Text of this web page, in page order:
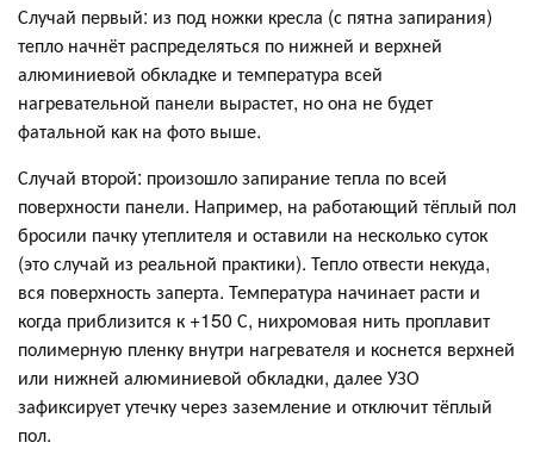
Случай первый: из под ножки кресла (с пятна запирания)
тепло начнёт распределяться по нижней и верхней
алюминиевой обкладке и температура всей
нагревательной панели вырастет, но она не будет
фатальной как на фото выше.
Случай второй: произошло запирание тепла по всей
поверхности панели. Например, на работающий тёплый пол
бросили пачку утеплителя и оставили на несколько суток
(это случай из реальной практики). Тепло отвести некуда,
вся поверхность заперта. Температура начинает расти и
когда приблизится к +150 С, нихромовая нить проплавит
полимерную пленку внутри нагревателя и коснется верхней
или нижней алюминиевой обкладки, далее УЗО
зафиксирует утечку через заземление и отключит тёплый
пол.